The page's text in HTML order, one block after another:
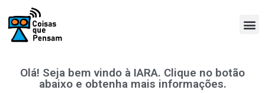
Olá! Seja bem vindo à IARA. Clique no botão
abaixo e obtenha mais informações.